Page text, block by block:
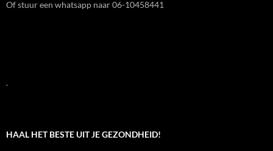
Of stuur een whatsapp naar 06-10458441
.
HAAL HET BESTE UIT JE GEZONDHEID!